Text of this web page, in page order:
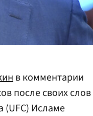
в комментарии
после своих слов
(UFC) Исламе